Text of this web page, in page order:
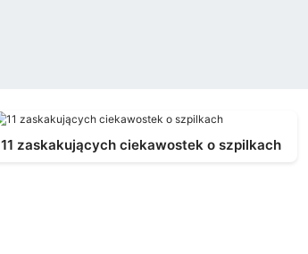
11 zaskakujących ciekawostek o szpilkach